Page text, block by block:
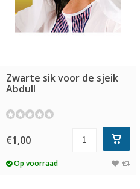
Zwarte sik voor de sjeik
Abdull
€1,00
Op voorraad